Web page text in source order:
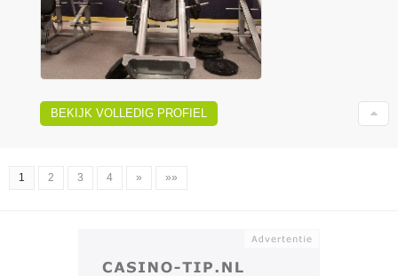
BEKIJK VOLLEDIG PROFIEL
1 2 3 4 » »»